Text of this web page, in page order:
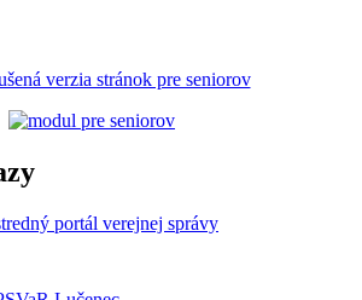
verzia stránok pre seniorov